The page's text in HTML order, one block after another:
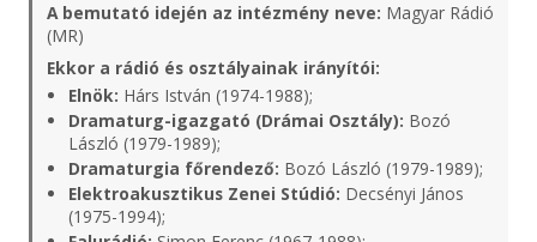
A bemutató idején az intézmény neve: Magyar Rádió
(MR)
Ekkor a rádió és osztályainak irányítói:
Elnök: Hárs István (1974-1988);
Dramaturg-igazgató (Drámai Osztály): Bozó
László (1979-1989);
Dramaturgia főrendező: Bozó László (1979-1989);
Elektroakusztikus Zenei Stúdió: Decsényi János
(1975-1994);